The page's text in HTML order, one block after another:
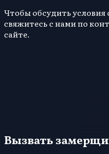
Чтобы обсудить условия
свяжитесь с нами по
сайте.
Вызвать